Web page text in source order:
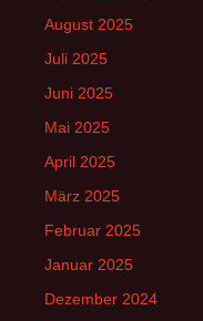
August 2025
Juli 2025
Juni 2025
Mai 2025
April 2025
März 2025
Februar 2025
Januar 2025
Dezember 2024